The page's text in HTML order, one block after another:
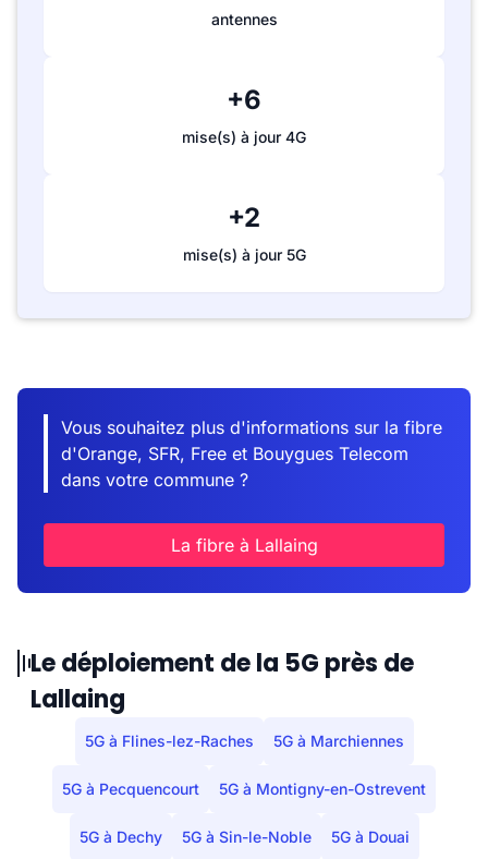
antennes
+6
mise(s) à jour 4G
+2
mise(s) à jour 5G
Vous souhaitez plus d'informations sur la fibre
d'Orange, SFR, Free et Bouygues Telecom
dans votre commune ?
La fibre à Lallaing
Le déploiement de la 5G près de
Lallaing
5G à Flines-lez-Raches 5G à Marchiennes
5G à Pecquencourt 5G à Montigny-en-Ostrevent
5G à Dechy 5G à Sin-le-Noble 5G à Douai